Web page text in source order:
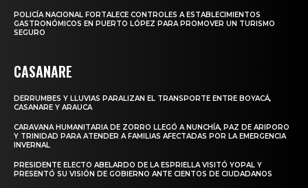
POLICÍA NACIONAL FORTALECE CONTROLES A ESTABLECIMIENTOS
GASTRONÓMICOS EN PUERTO LÓPEZ PARA PROMOVER UN TURISMO
SEGURO
CASANARE
DERRUMBES Y LLUVIAS PARALIZAN EL TRANSPORTE ENTRE BOYACÁ,
CASANARE Y ARAUCA
CARAVANA HUMANITARIA DE ZORRO LLEGÓ A NUNCHÍA, PAZ DE ARIPORO
Y TRINIDAD PARA ATENDER A FAMILIAS AFECTADAS POR LA EMERGENCIA
INVERNAL
PRESIDENTE ELECTO ABELARDO DE LA ESPRIELLA VISITÓ YOPAL Y
PRESENTÓ SU VISIÓN DE GOBIERNO ANTE CIENTOS DE CIUDADANOS